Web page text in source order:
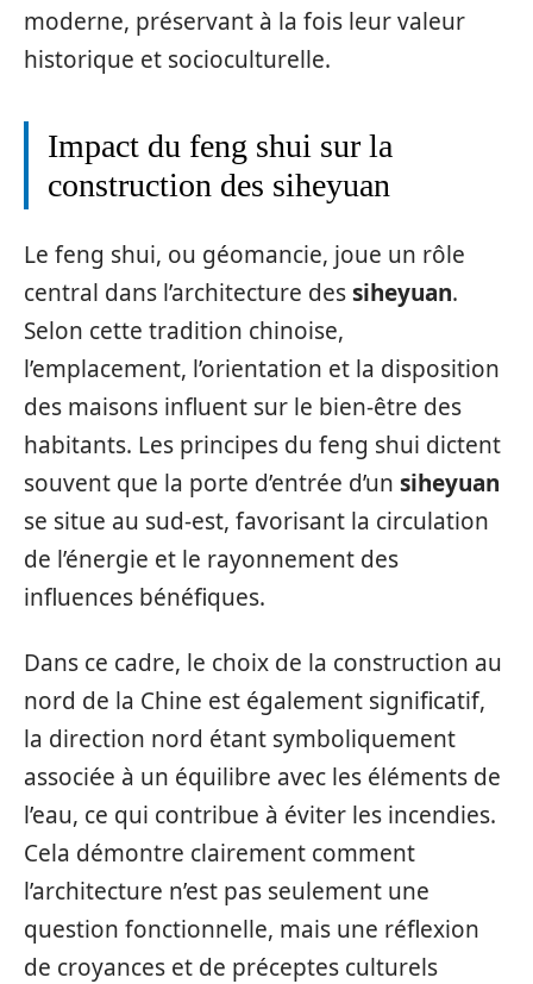
moderne, préservant à la fois leur valeur
historique et socioculturelle.
Impact du feng shui sur la
construction des siheyuan
Le feng shui, ou géomancie, joue un rôle
central dans l’architecture dessiheyuan.
Selon cette tradition chinoise,
l’emplacement, l’orientation et la disposition
des maisons influent sur le bien-être des
habitants. Les principes du feng shui dictent
souvent que la porte d’entrée d’un siheyuan
se situe au sud-est, favorisant la circulation
de l’énergie et le rayonnement des
influences bénéfiques.
Dans ce cadre, le choix de la construction au
nord de la Chine est également significatif,
la direction nord étant symboliquement
associée à un équilibre avec les éléments de
l’eau, ce qui contribue à éviter les incendies.
Cela démontre clairement comment
l’architecture n’est pas seulement une
question fonctionnelle, mais une réflexion
de croyances et de préceptes culturels